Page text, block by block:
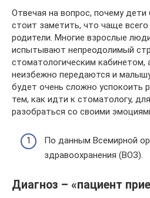
Отвечая на вопрос, почему
стоит заметить, что чаще
родители. Многие взрослые
испытывают непреодолимый
стоматологическим кабинетом,
неизбежно передаются и
будет очень сложно успокоить
тем, как идти к стоматологу,
разобраться со своими
По данным Всемирной
здравоохранения (ВОЗ).
Диагноз – «пациент